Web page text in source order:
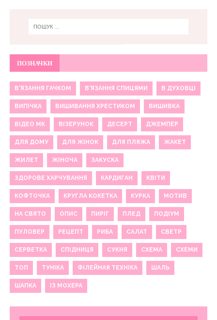
ПОЗНАЧКИ
В'ЯЗАННЯ ГАЧКОМ В'ЯЗАННЯ СПИЦЯМИ В ДУХОВЦІ
ВИПІЧКА ВИШИВАННЯ ХРЕСТИКОМ ВИШИВКА
ВІДЕО МК ВІЗЕРУНОК ДЕСЕРТ ДЖЕМПЕР
ДЛЯ ДОМУ ДЛЯ ЖІНОК ДЛЯ ПЛЯЖА ЖАКЕТ
ЖИЛЕТ ЖІНОЧА ЗАКУСКА
ЗДОРОВЕ ХАРЧУВАННЯ КАРДИГАН КВІТИ
КОФТОЧКА КРУГЛА КОКЕТКА КУРКА МОТИВ
НА СВЯТО ОПИС ПИРІГ ПЛЕД ПОДІУМ
ПУЛОВЕР РЕЦЕПТ РИБА САЛАТ СВЕТР
СЕРВЕТКА СПІДНИЦЯ СУКНЯ СХЕМА СХЕМИ
ТОП ТУНІКА ФІЛЕЙНАЯ ТЕХНІКА ШАЛЬ
ШАПКА ІЗ МОХЕРА